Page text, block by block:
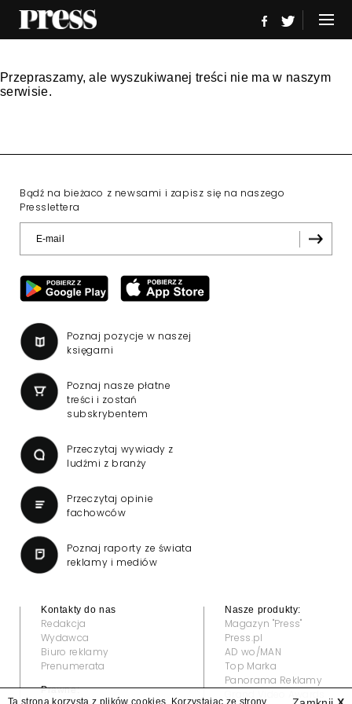
Przepraszamy, ale wyszukiwanej treści nie ma w naszym
serwisie.
Bądź na bieżaco z newsami i zapisz się na naszego
Presslettera
Poznaj pozycje w naszej
księgarni
Poznaj nasze płatne
treści i zostań
subskrybentem
Przeczytaj wywiady z
ludźmi z branży
Przeczytaj opinie
fachowców
Poznaj raporty ze świata
reklamy i mediów
Kontakty do nas
Redakcja
Wydawca
Biuro reklamy
Prenumerata
Prawne:
Nasze produkty:
Magazyn "Press"
Press.pl
AD wo/MAN
Top Marka
Panorama Reklamy
Ta strona korzysta z plików cookies. Korzystając ze strony